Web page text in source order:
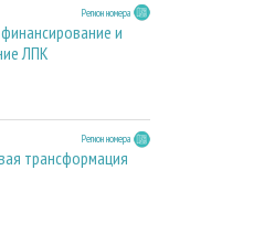
Регион номера
и
ЛПК
Регион номера
трансформация